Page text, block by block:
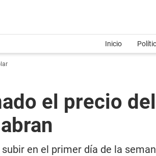
Inicio
el precio
en el primer día de la